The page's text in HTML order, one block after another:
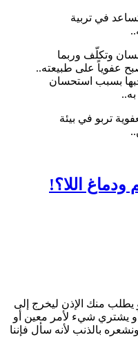
في تربية
وتكلّف وربما
عفوياً على طبيعته..
بسبب استحسان
تربو في بيئة
اللا؟!
يطلب منك الإذن ليخرج إلى
يشتري شيء لأمر معين أو
بالذنب لأنه سأل فإننا